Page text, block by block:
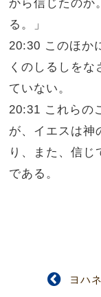
から信じたのか
る。」
20:30 このほか
くのしるしを
ていない。
20:31 これらの
が、イエスは神
り、また、信じ
である。
ヨハ